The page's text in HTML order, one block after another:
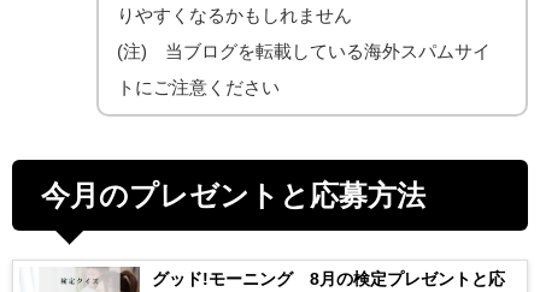
りやすくなるかもしれません
(注) 当ブログを転載している海外スパムサイ
トにご注意ください
今月のプレゼントと応募方法
グッド!モーニング 8月の検定プレゼントと応